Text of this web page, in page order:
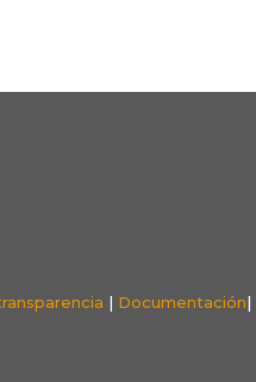
| Documentación|